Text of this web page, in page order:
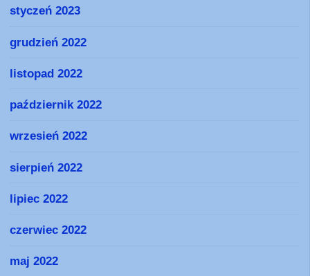
styczeń 2023
grudzień 2022
listopad 2022
październik 2022
wrzesień 2022
sierpień 2022
lipiec 2022
czerwiec 2022
maj 2022